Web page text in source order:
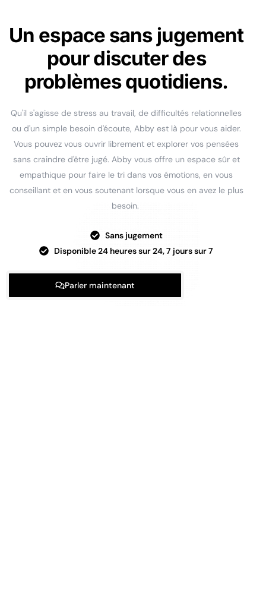
Un espace sans jugement
pour discuter des
problèmes quotidiens.
Qu'il s'agisse de stress au travail, de difficultés relationnelles
ou d'un simple besoin d'écoute, Abby est là pour vous aider.
Vous pouvez vous ouvrir librement et explorer vos pensées
sans craindre d'être jugé. Abby vous offre un espace sûr et
empathique pour faire le tri dans vos émotions, en vous
conseillant et en vous soutenant lorsque vous en avez le plus
besoin.
Sans jugement
Disponible 24 heures sur 24, 7 jours sur 7
Parler maintenant